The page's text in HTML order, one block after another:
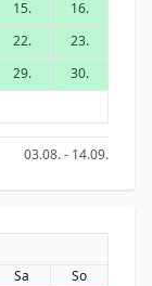
15.
16.
22.
23.
29.
30.
03.08. - 14.09.
Sa
So